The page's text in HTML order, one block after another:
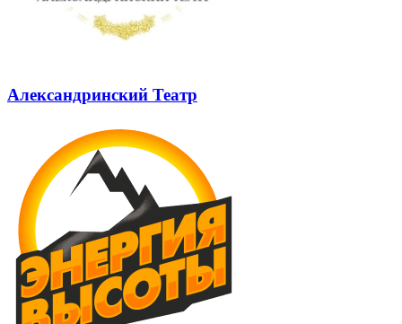
Александринский Театр